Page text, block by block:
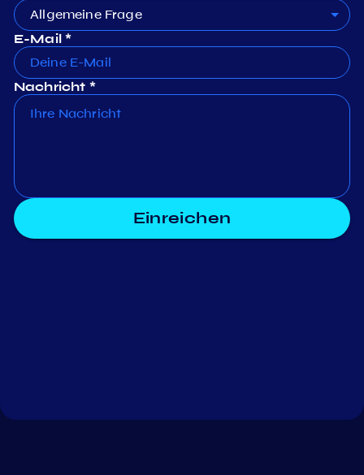
Allgemeine Frage
E-Mail *
Nachricht *
Einreichen